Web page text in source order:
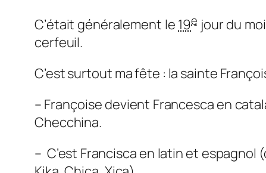
C’était généralement le 19e jour du
cerfeuil.
C’est surtout ma fête : la sainte
– Françoise devient Francesca en
Checchina.
– C’est Francisca en latin et espagnol